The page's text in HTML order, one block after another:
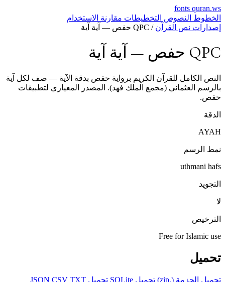
fonts quran.ws
الخطوط النصوص التخطيطات مقارنة الاستخدام
إصدارات نص القرآن / QPC حفص — آية آية
QPC حفص — آية آية
النص الكامل للقرآن الكريم برواية حفص بدقة الآية — صف لكل آية
بالرسم العثماني (مجمع الملك فهد). المصدر المعياري لتطبيقات
حفص.
الدقة
AYAH
نمط الرسم
uthmani hafs
التجويد
لا
الترخيص
Free for Islamic use
تحميل
تحميل الحزمة (.zip) تحميل SQLite تحميل JSON CSV TXT